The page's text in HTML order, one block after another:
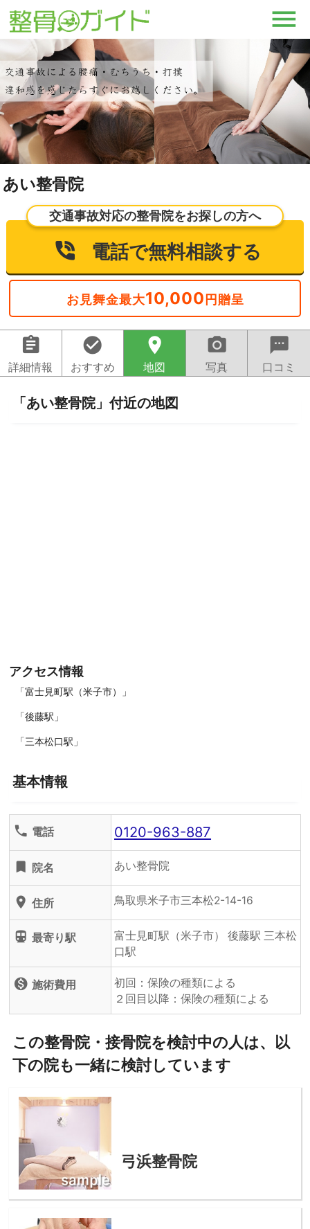
あい整骨院
交通事故対応の整骨院をお探しの方へ
電話で無料相談する
お見舞金最大10,000 円贈呈
assignment
詳細情報
check_circle
おすすめ
location_on
地図
camera_alt
写真
sms
口コミ
「あい整骨院」付近の地図
アクセス情報
「富士見町駅（米子市）」
「後藤駅」
「三本松口駅」
基本情報
phone 電話 0120-963-887
turned_in 院名 あい整骨院
location_on 住所 鳥取県米子市三本松2-14-16
directions_subway 最寄り駅
富士見町駅（米子市） 後藤駅 三本松
口駅
monetization_on 施術費用
初回：保険の種類による
２回目以降：保険の種類による
この整骨院・接骨院を検討中の人は、以
下の院も一緒に検討しています
弓浜整骨院